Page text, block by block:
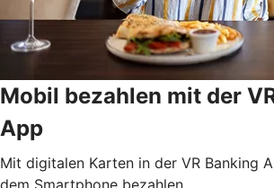
Mobil bezahlen mit der
App
Mit digitalen Karten in der VR Banking
dem Smartphone bezahlen.